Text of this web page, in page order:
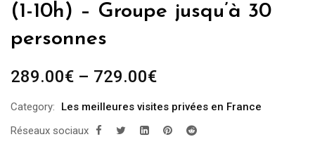
(1-10h) – Groupe jusqu’à 30
personnes
289.00€ – 729.00€
Category:
Les meilleures visites privées en France
Réseaux sociaux